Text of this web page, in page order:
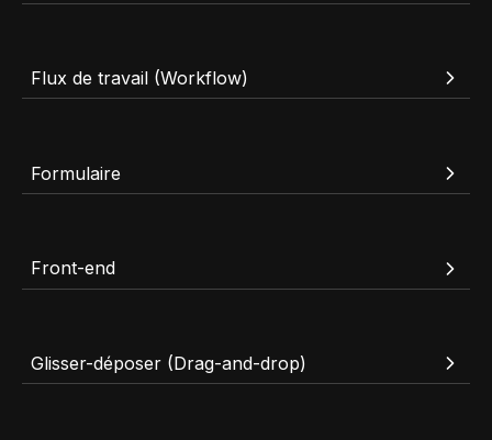
Flux de travail (Workflow)
Formulaire
Front-end
Glisser-déposer (Drag-and-drop)